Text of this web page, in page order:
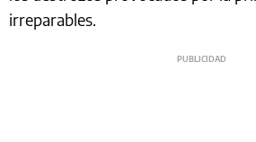
irreparables.